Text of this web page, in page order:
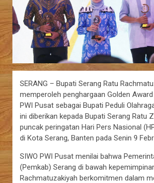
SERANG – Bupati Serang Ratu
memperoleh penghargaan Golden
PWI Pusat sebagai Bupati Peduli
ini diberikan kepada Bupati Serang Ratu
puncak peringatan Hari Pers Nasional
di Kota Serang, Banten pada Senin 9
SIWO PWI Pusat menilai bahwa
(Pemkab) Serang di bawah
Rachmatuzakiyah berkomitmen dalam